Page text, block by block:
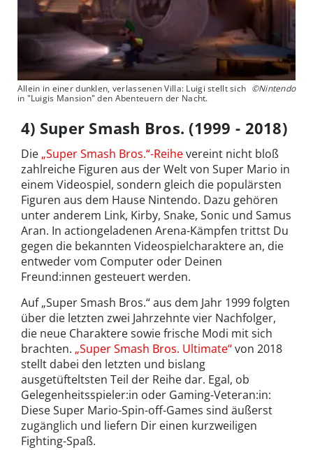
Allein in einer dunklen, verlassenen Villa: Luigi stellt sich
in "Luigis Mansion" den Abenteuern der Nacht.
©Nintendo
4) Super Smash Bros. (1999 - 2018)
Die „Super Smash Bros.“-Reihevereint nicht bloß
zahlreiche Figuren aus der Welt von Super Mario in
einem Videospiel, sondern gleich die populärsten
Figuren aus dem Hause Nintendo. Dazu gehören
unter anderem Link, Kirby, Snake, Sonic und Samus
Aran. In actiongeladenen Arena-Kämpfen trittst Du
gegen die bekannten Videospielcharaktere an, die
entweder vom Computer oder Deinen
Freund:innen gesteuert werden.
Auf „Super Smash Bros.“ aus dem Jahr 1999 folgten
über die letzten zwei Jahrzehnte vier Nachfolger,
die neue Charaktere sowie frische Modi mit sich
brachten. „Super Smash Bros. Ultimate“von 2018
stellt dabei den letzten und bislang
ausgetüfteltsten Teil der Reihe dar. Egal, ob
Gelegenheitsspieler:in oder Gaming-Veteran:in:
Diese Super Mario-Spin-off-Games sind äußerst
zugänglich und liefern Dir einen kurzweiligen
Fighting-Spaß.